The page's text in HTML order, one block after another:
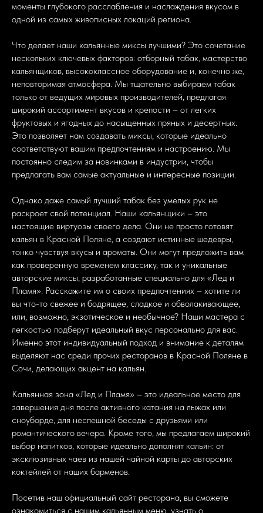
моменты глубокого расслабления и наслаждения вкусом в
одной из самых живописных локаций региона.
Что делает наши кальянные миксы лучшими? Это сочетание
нескольких ключевых факторов: отборный табак, мастерство
кальянщиков, высококлассное оборудование и, конечно же,
неповторимая атмосфера. Мы тщательно выбираем табак
только от ведущих мировых производителей, предлагая
широкий ассортимент вкусов и крепости – от легких
фруктовых и ягодных до насыщенных пряных и десертных.
Это позволяет нам создавать миксы, которые идеально
соответствуют вашим предпочтениям и настроению. Мы
постоянно следим за новинками в индустрии, чтобы
предлагать вам самые актуальные и интересные позиции.
Однако даже самый лучший табак без умелых рук не
раскроет свой потенциал. Наши кальянщики – это
настоящие виртуозы своего дела. Они не просто готовят
кальян в Красной Поляне, а создают истинные шедевры,
тонко чувствуя вкусы и ароматы. Они могут предложить вам
как проверенную временем классику, так и уникальные
авторские миксы, разработанные специально для «Лед и
Пламя». Расскажите им о своих предпочтениях – хотите ли
вы что-то свежее и бодрящее, сладкое и обволакивающее,
или, возможно, экзотическое и необычное? Наши мастера с
легкостью подберут идеальный вкус персонально для вас.
Именно этот индивидуальный подход и внимание к деталям
выделяют нас среди прочих ресторанов в Красной Поляне в
Сочи, делающих акцент на кальян.
Кальянная зона «Лед и Пламя» – это идеальное место для
завершения дня после активного катания на лыжах или
сноуборде, для неспешной беседы с друзьями или
романтического вечера. Кроме того, мы предлагаем широкий
выбор напитков, которые идеально дополнят кальян: от
эксклюзивных чаев из нашей чайной карты до авторских
коктейлей от наших барменов.
Посетив наш официальный сайт ресторана, вы сможете
ознакомиться с нашим кальянным меню, узнать о